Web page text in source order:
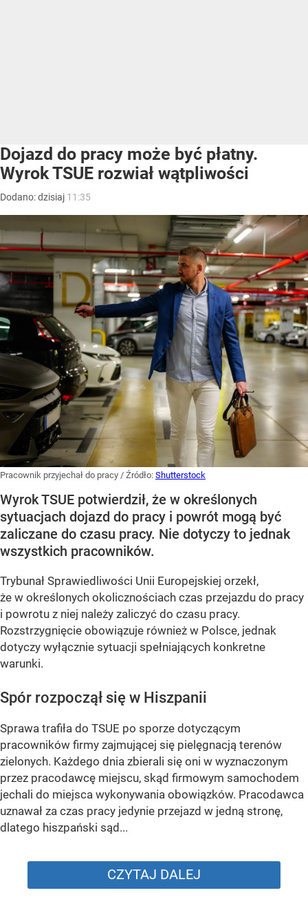
Dojazd do pracy może być płatny.
Wyrok TSUE rozwiał wątpliwości
Dodano:dzisiaj 11:35
Pracownik przyjechał do pracy / Źródło: Shutterstock
Wyrok TSUE potwierdził, że w określonych
sytuacjach dojazd do pracy i powrót mogą być
zaliczane do czasu pracy. Nie dotyczy to jednak
wszystkich pracowników.
Trybunał Sprawiedliwości Unii Europejskiej orzekł,
że w określonych okolicznościach czas przejazdu do pracy
i powrotu z niej należy zaliczyć do czasu pracy.
Rozstrzygnięcie obowiązuje również w Polsce, jednak
dotyczy wyłącznie sytuacji spełniających konkretne
warunki.
Spór rozpoczął się w Hiszpanii
Sprawa trafiła do TSUE po sporze dotyczącym
pracowników firmy zajmującej się pielęgnacją terenów
zielonych. Każdego dnia zbierali się oni w wyznaczonym
przez pracodawcę miejscu, skąd firmowym samochodem
jechali do miejsca wykonywania obowiązków. Pracodawca
uznawał za czas pracy jedynie przejazd w jedną stronę,
dlatego hiszpański sąd...
CZYTAJ DALEJ